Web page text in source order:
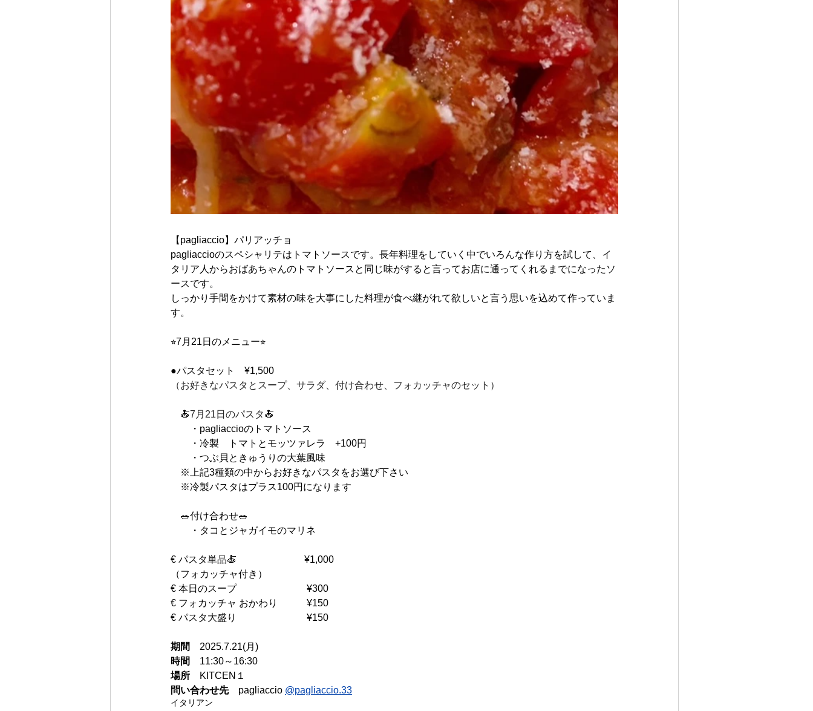
【pagliaccio】 パリアッチョ
pagliaccioのスペシャリテはトマトソースです。長年料理をしていく中でいろんな作り方を試して、イ
タリア人からおばあちゃんのトマトソースと同じ味がすると言ってお店に通ってくれるまでになったソ
ースです。
しっかり手間をかけて素材の味を大事にした料理が食べ継がれて欲しいと言う思いを込めて作っていま
す。
⭐︎7月21日のメニュー⭐︎
●パスタセット　¥1,500
（お好きなパスタとスープ、サラダ、付け合わせ、フォカッチャのセット）
🍝7月21日のパスタ🍝
・pagliaccioのトマトソース
・冷製　トマトとモッツァレラ　+100円
・つぶ貝ときゅうりの大葉風味
※上記3種類の中からお好きなパスタをお選び下さい
※冷製パスタはプラス100円になります
🥗付け合わせ🥗
・タコとジャガイモのマリネ
€ パスタ単品🍝　　　　　　　¥1,000
（フォカッチャ付き）
€ 本日のスープ　　　　　　　 ¥300
€ フォカッチャ おかわり　　　¥150
€ パスタ大盛り　　　　　　　 ¥150
期間
2025.7.21(月)
時間
11:30～16:30
場所 KITCEN１
問い合わせ先 pagliaccio @pagliaccio.33
イタリアン